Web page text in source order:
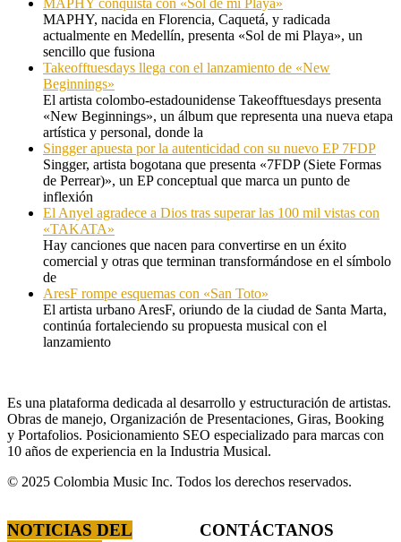
MAPHY, nacida en Florencia, Caquetá, y radicada
actualmente en Medellín, presenta «Sol de mi Playa», un
sencillo que fusiona
Takeofftuesdays llega con el lanzamiento de «New
Beginnings»
El artista colombo-estadounidense Takeofftuesdays presenta
«New Beginnings», un álbum que representa una nueva etapa
artística y personal, donde la
Singger apuesta por la autenticidad con su nuevo EP 7FDP
Singger, artista bogotana que presenta «7FDP (Siete Formas
de Perrear)», un EP conceptual que marca un punto de
inflexión
El Anyel agradece a Dios tras superar las 100 mil vistas con
«TAKATA»
Hay canciones que nacen para convertirse en un éxito
comercial y otras que terminan transformándose en el símbolo
de
AresF rompe esquemas con «San Toto»
El artista urbano AresF, oriundo de la ciudad de Santa Marta,
continúa fortaleciendo su propuesta musical con el
lanzamiento
Es una plataforma dedicada al desarrollo y estructuración de artistas.
Obras de manejo, Organización de Presentaciones, Giras, Booking
y Portafolios. Posicionamiento SEO especializado para marcas con
10 años de experiencia en la Industria Musical.
© 2025 Colombia Music Inc. Todos los derechos reservados.
NOTICIAS DEL
CONTÁCTANOS